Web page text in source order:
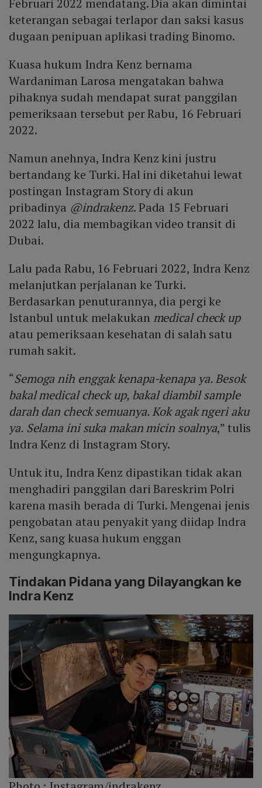
Februari 2022 mendatang. Dia akan dimintai
keterangan sebagai terlapor dan saksi kasus
dugaan penipuan aplikasi trading Binomo.
Kuasa hukum Indra Kenz bernama
Wardaniman Larosa mengatakan bahwa
pihaknya sudah mendapat surat panggilan
pemeriksaan tersebut per Rabu, 16 Februari
2022.
Namun anehnya, Indra Kenz kini justru
bertandang ke Turki. Hal ini diketahui lewat
postingan Instagram Story di akun
pribadinya @indrakenz. Pada 15 Februari
2022 lalu, dia membagikan video transit di
Dubai.
Lalu pada Rabu, 16 Februari 2022, Indra Kenz
melanjutkan perjalanan ke Turki.
Berdasarkan penuturannya, dia pergi ke
Istanbul untuk melakukan medical check up
atau pemeriksaan kesehatan di salah satu
rumah sakit.
“Semoga nih enggak kenapa-kenapa ya. Besok
bakal medical check up, bakal diambil sample
darah dan check semuanya. Kok agak ngeri aku
ya. Selama ini suka makan micin soalnya,” tulis
Indra Kenz di Instagram Story.
Untuk itu, Indra Kenz dipastikan tidak akan
menghadiri panggilan dari Bareskrim Polri
karena masih berada di Turki. Mengenai jenis
pengobatan atau penyakit yang diidap Indra
Kenz, sang kuasa hukum enggan
mengungkapnya.
Tindakan Pidana yang Dilayangkan ke
Indra Kenz